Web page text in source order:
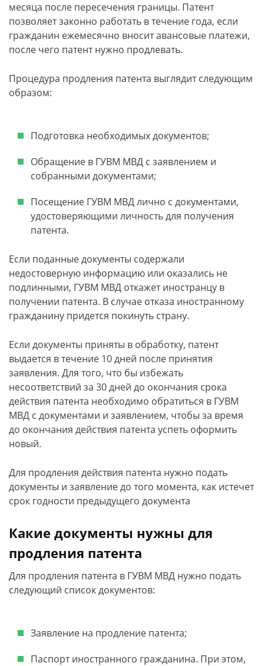
месяца после пересечения границы. Патент
позволяет законно работать в течение года, если
гражданин ежемесячно вносит авансовые платежи,
после чего патент нужно продлевать.
Процедура продления патента выглядит следующим
образом:
Подготовка необходимых документов;
Обращение в ГУВМ МВД с заявлением и
собранными документами;
Посещение ГУВМ МВД лично с документами,
удостоверяющими личность для получения
патента.
Если поданные документы содержали
недостоверную информацию или оказались не
подлинными, ГУВМ МВД откажет иностранцу в
получении патента. В случае отказа иностранному
гражданину придется покинуть страну.
Если документы приняты в обработку, патент
выдается в течение 10 дней после принятия
заявления. Для того, что бы избежать
несоответствий за 30 дней до окончания срока
действия патента необходимо обратиться в ГУВМ
МВД с документами и заявлением, чтобы за время
до окончания действия патента успеть оформить
новый.
Для продления действия патента нужно подать
документы и заявление до того момента, как истечет
срок годности предыдущего документа
Какие документы нужны для
продления патента
Для продления патента в ГУВМ МВД нужно подать
следующий список документов:
Заявление на продление патента;
Паспорт иностранного гражданина. При этом,